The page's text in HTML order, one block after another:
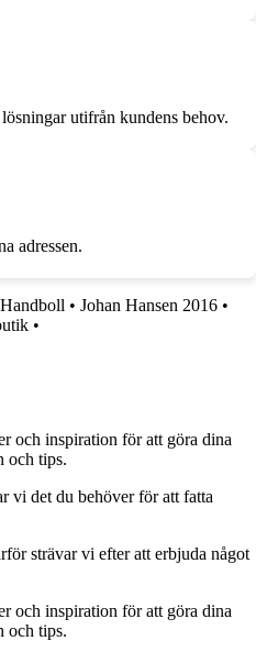
utifrån kundens behov.
adressen.
• Johan Hansen 2016 •
•
och inspiration för att göra dina
och tips.
vi det du behöver för att fatta
strävar vi efter att erbjuda något
och inspiration för att göra dina
och tips.